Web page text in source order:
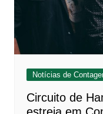
Notícias de
Circuito de